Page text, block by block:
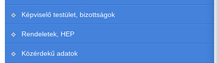
Képviselő testület, bizottságok
Rendeletek, HEP
Közérdekű adatok